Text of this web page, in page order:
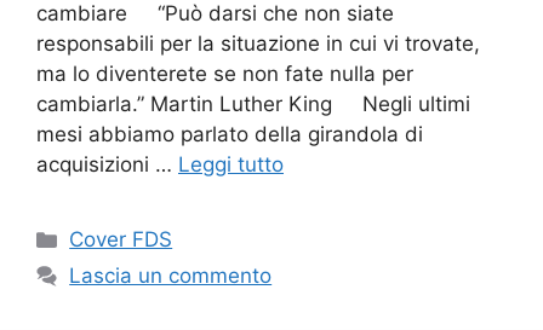
cambiare “Può darsi che non siate
responsabili per la situazione in cui vi trovate,
ma lo diventerete se non fate nulla per
cambiarla.” Martin Luther King Negli ultimi
mesi abbiamo parlato della girandola di
acquisizioni … Leggi tutto
Categorie
Cover FDS
Lascia un commento